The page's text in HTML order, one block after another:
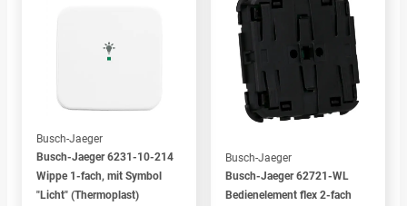
Busch-Jaeger
Busch-Jaeger 6231-10-214
Wippe 1-fach, mit Symbol
"Licht" (Thermoplast)
Busch-Jaeger
Busch-Jaeger 62721-WL
Bedienelement flex 2-fach